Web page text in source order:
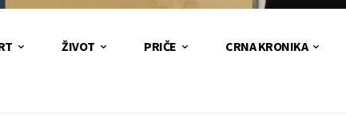
ŽIVOT PRIČE CRNA KRONIKA